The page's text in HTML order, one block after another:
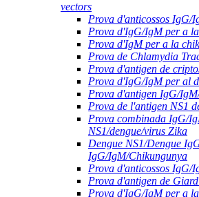
vectors
Prova d'anticossos IgG/
Prova d'IgG/IgM per a
Prova d'IgM per a la
Prova de Chlamydia
Prova d'antigen de
Prova d'IgG/IgM per al
Prova d'antigen IgG/
Prova de l'antigen NS1
Prova combinada IgG/
NS1/dengue/virus Zika
Dengue NS1/Dengue
IgG/IgM/Chikungunya
Prova d'anticossos
Prova d'antigen de
Prova d'IgG/IgM per a